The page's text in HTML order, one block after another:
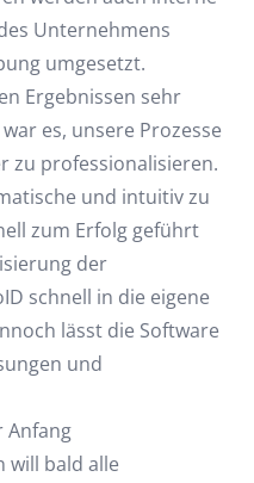
Unternehmens
umgesetzt.
Ergebnissen sehr
es, unsere Prozesse
zu professionalisieren.
und intuitiv zu
zum Erfolg geführt
der
schnell in die eigene
lässt die Software
und
Anfang
will bald alle